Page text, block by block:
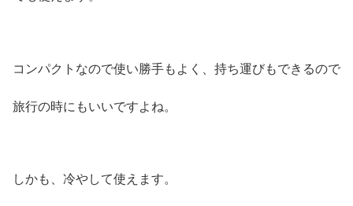
コンパクトなので使い勝手もよく、持ち運びもできるので
旅行の時にもいいですよね。
しかも、冷やして使えます。